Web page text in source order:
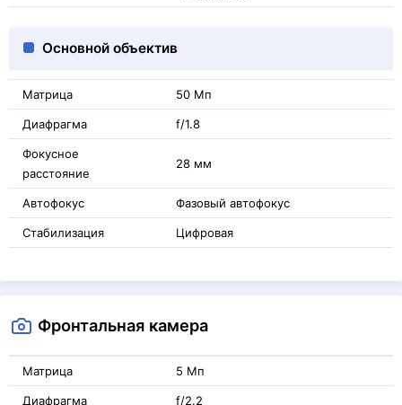
Основной объектив
Матрица 50 Мп
Диафрагма f/1.8
Фокусное
расстояние
28 мм
Автофокус Фазовый автофокус
Стабилизация Цифровая
Фронтальная камера
Матрица 5 Мп
Диафрагма f/2.2